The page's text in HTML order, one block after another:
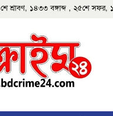
শ্রাবণ, ১৪৩৩ বঙ্গাব্দ , ২৫শে সফর,